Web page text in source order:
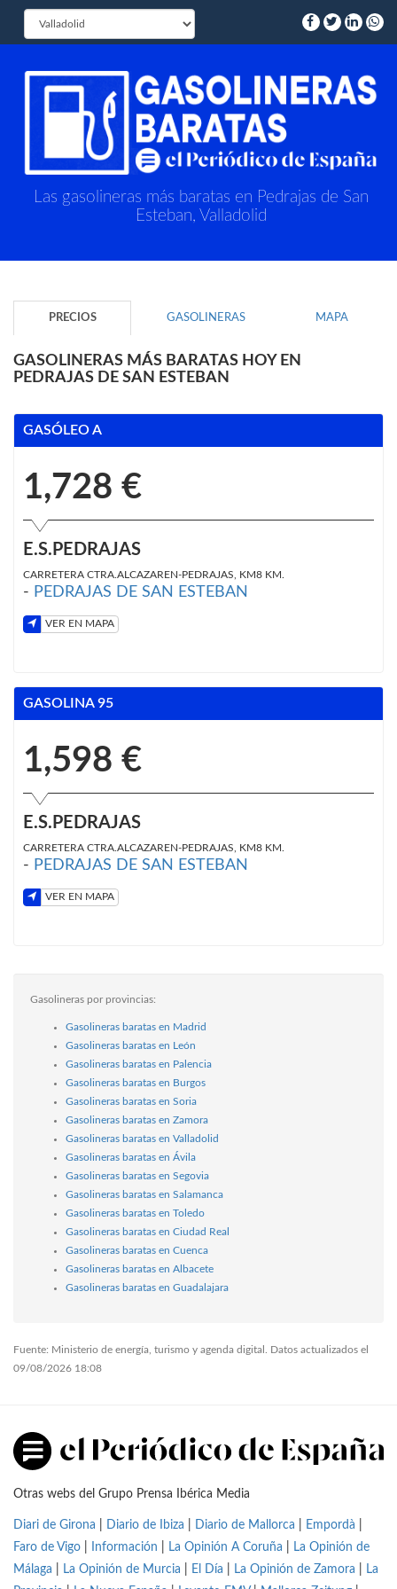
Las gasolineras más baratas en Pedrajas de San
Esteban, Valladolid
PRECIOS GASOLINERAS MAPA
GASOLINERAS MÁS BARATAS HOY EN
PEDRAJAS DE SAN ESTEBAN
GASÓLEO A
1,728 €
E.S.PEDRAJAS
CARRETERA CTRA.ALCAZAREN-PEDRAJAS, KM8 KM.
- PEDRAJAS DE SAN ESTEBAN
VER EN MAPA
GASOLINA 95
1,598 €
E.S.PEDRAJAS
CARRETERA CTRA.ALCAZAREN-PEDRAJAS, KM8 KM.
- PEDRAJAS DE SAN ESTEBAN
VER EN MAPA
Gasolineras por provincias:
Gasolineras baratas en Madrid
Gasolineras baratas en León
Gasolineras baratas en Palencia
Gasolineras baratas en Burgos
Gasolineras baratas en Soria
Gasolineras baratas en Zamora
Gasolineras baratas en Valladolid
Gasolineras baratas en Ávila
Gasolineras baratas en Segovia
Gasolineras baratas en Salamanca
Gasolineras baratas en Toledo
Gasolineras baratas en Ciudad Real
Gasolineras baratas en Cuenca
Gasolineras baratas en Albacete
Gasolineras baratas en Guadalajara
Fuente: Ministerio de energía, turismo y agenda digital. Datos actualizados el
09/08/2026 18:08
Otras webs del Grupo Prensa Ibérica Media
Diari de Girona Diario de Ibiza Diario de Mallorca Empordà
Faro de Vigo
Información La Opinión A Coruña
La Opinión de
Málaga
La Opinión de Murcia El Día La Opinión de Zamora
La